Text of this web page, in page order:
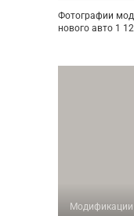
Фотографии
нового авто 1
Модификации